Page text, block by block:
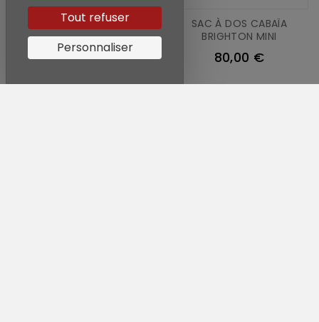
CHARM COEURS DE L INFINI
ENTRELACÉS
25,00 €
SAC À DOS CABAÏA
BRIGHTON MINI
80,00 €
Tout refuser
Personnaliser